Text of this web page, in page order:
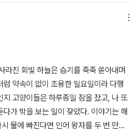
한 ‘곤’이다. 곤은 양쪽 귀 뒤에 생긴 아
그렇게 살아난 곤의 이야기가 바로 이 작
겠다. (즉, 앞서 언급한 두 사람의 이야기
, 큰 비중을 차지하지는 않는다.) 물론
작품의 분위기가 따뜻하거나 밝은 것은
들의 서사도 참… 기구하다는 생각도 들
터 버림받고 소외’된 사람들의 이야기가
도 불구하고 이 작품은 다 읽은 뒤에 ‘아
일까. 그 이유를 나조차도 잘 모르겠다.
을지 모르겠다고 생각한 그때, 누군가
올라와 여인을 건지고 뭍까지 데려가
고 물고기인 것도 같은, 혹은 인간도 아니
'존재'가 자신을 구해줬다는 사실을 신기
좋으니 그 아름다운 존재를 다시 한 번
에게 계속 말을 건다. 여인의 말을 시작
뀐다. 공통점은 이야기의 중심에 아가
이다. 아가미를 가진 남자가 아직 어린 소
아버지와 그의 손자는 소년을 '곤'이라고
을 빌려 말하길, 곤은 장자의 첫 구절에
라진 회빛 하늘은 습기를 죽죽 쏟아내며
약속이 없이 조용한 일요일이라 다행
지 고양이들은 하루종일 잠을 잤고, 나 또
다가 밖을 보는 일이 잦았다. 이야기는 해
물에 빠진다면 인어 왕자를 두 번 만나